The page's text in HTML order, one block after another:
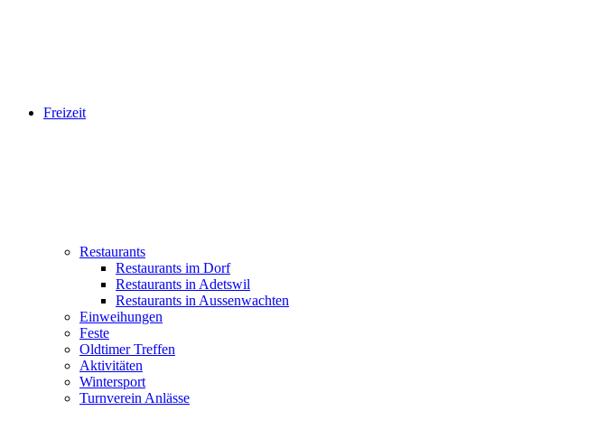
Freizeit
Restaurants
Restaurants im Dorf
Restaurants in Adetswil
Restaurants in Aussenwachten
Einweihungen
Feste
Oldtimer Treffen
Aktivitäten
Wintersport
Turnverein Anlässe